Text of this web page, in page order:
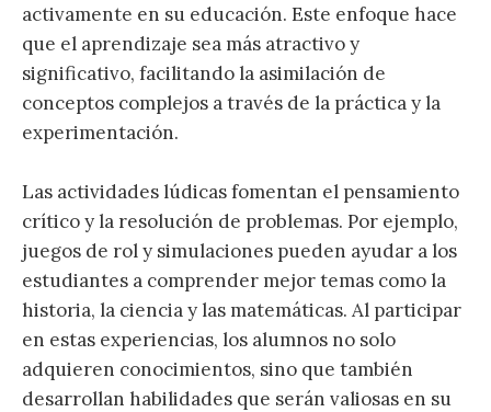
activamente en su educación. Este enfoque hace
que el aprendizaje sea más atractivo y
significativo, facilitando la asimilación de
conceptos complejos a través de la práctica y la
experimentación.
Las actividades lúdicas fomentan el pensamiento
crítico y la resolución de problemas. Por ejemplo,
juegos de rol y simulaciones pueden ayudar a los
estudiantes a comprender mejor temas como la
historia, la ciencia y las matemáticas. Al participar
en estas experiencias, los alumnos no solo
adquieren conocimientos, sino que también
desarrollan habilidades que serán valiosas en su